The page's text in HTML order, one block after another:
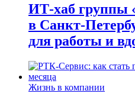
ИТ-хаб группы
в Санкт-
для работы и
Жизнь в компании